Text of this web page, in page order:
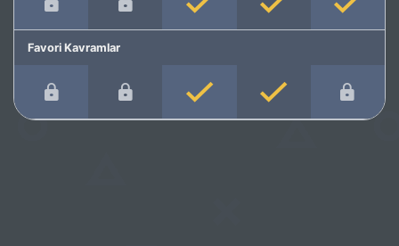
Favori Kavramlar